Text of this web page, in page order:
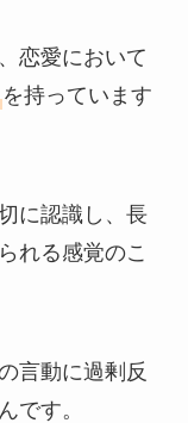
恋愛において
を持っています
に認識し、長
れる感覚のこ
言動に過剰反
です。